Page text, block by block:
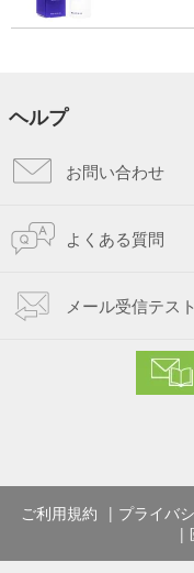
ヘルプ
お問い合わせ
よくある質問
メール受信テスト
ご利用規約 プライバ